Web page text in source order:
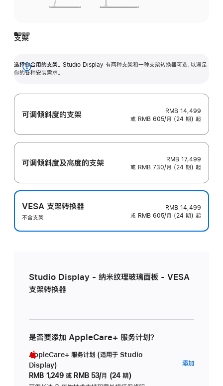
支架
选择你合用的支架。 Studio Display 有两种支架和一种支架转换器可选，以满足
你的各种安装需求。
展
可调倾斜度的支架
RMB 14,499
或 RMB 605/月 (24 期) 起
可调倾斜度及高‍度的支‍架
RMB 17,499
或 RMB 730/月 (24 期) 起
VESA 支架转换器
不含支架
RMB 14,499
或 RMB 605/月 (24 期) 起
Studio Display - 纳米纹理玻璃面板 - VESA
支架转换器
是否要添加 AppleCare+ 服务计划？
AppleCare+ 服务计划 (适用于 Studio
Display)
RMB 1,249 或 RMB 53/月 (24 期)
添加